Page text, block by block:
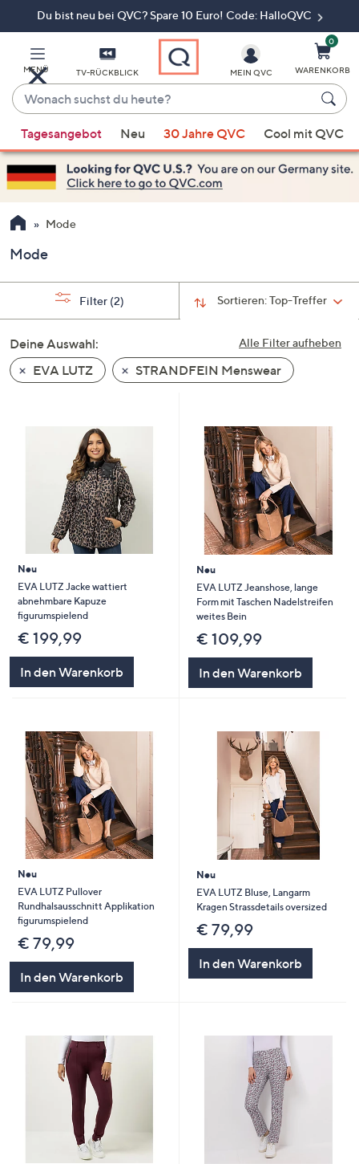
Du bist neu bei QVC? Spare 10 Euro! Code: HalloQVC
MENÜ TV-RÜCKBLICK
Wonach
suchst
du
heute?
Vorschläge
verfügbar
sind,
verwenden
Sie
Pfeiltasten
nach
und
nach
unten
oder
rechts,
um
diese
anzuzeigen.
MEIN QVC
0
WARENKORB
Tagesangebot Neu 30 Jahre QVC Cool mit QVC
Mode
Mode
Sortieren:Top-Treffer
Filter (2)
Alle Filter aufheben
Deine Auswahl:
EVA LUTZ
STRANDFEIN Menswear
Neu
EVA LUTZ Jacke wattiert
abnehmbare Kapuze
figurumspielend
€ 199,99
In den Warenkorb
Neu
EVA LUTZ Jeanshose, lange
Form mit Taschen Nadelstreifen
weites Bein
€ 109,99
In den Warenkorb
Neu
EVA LUTZ Pullover
Rundhalsausschnitt Applikation
figurumspielend
€ 79,99
In den Warenkorb
Neu
EVA LUTZ Bluse, Langarm
Kragen Strassdetails oversized
€ 79,99
In den Warenkorb